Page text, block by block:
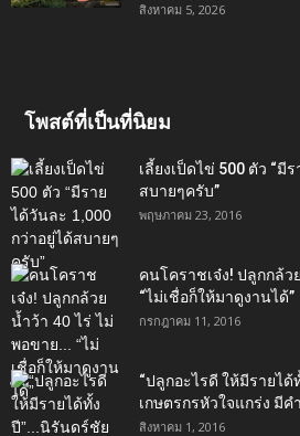
สิงหาคม 5, 2026
โพสต์ที่เป็นที่นิยม
เลี้ยงเป็ดไข่ 500 ตัว “มี
สบายๆครับ”
พฤษภาคม 23, 2016
คนโคราชเจ๋ง! ปลูกกล้ว
“ไม่เชื่อก็ให้มาดูงานได้”‬
กรกฎาคม 11, 2016
“ปลูกอะไรดี ให้มีรายไ
เกษตรกรหัวใจแกร่ง มีค
สิงหาคม 1, 2016